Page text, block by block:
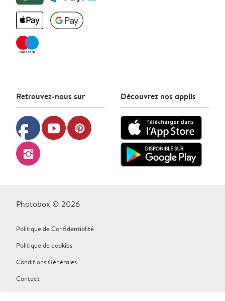
Retrouvez-nous sur
facebook youtube pinterest
instagram
Découvrez nos applis
Photobox © 2026
Politique de Confidentialité
Politique de cookies
Conditions Générales
Contact